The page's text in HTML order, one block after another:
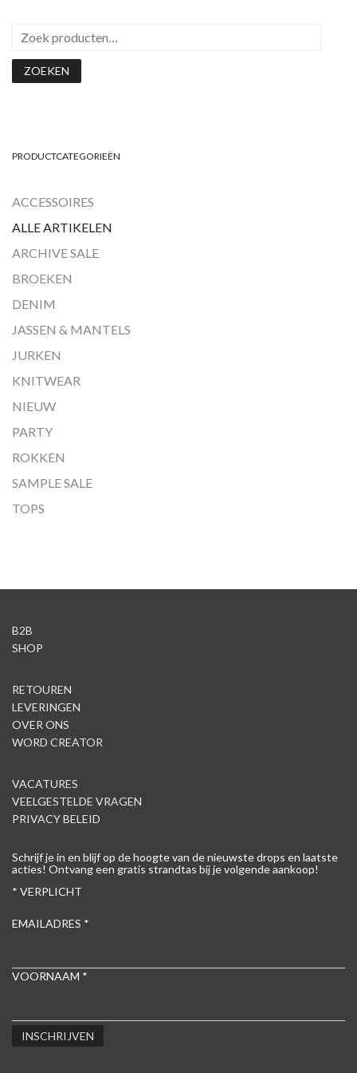
ZOEKEN
PRODUCTCATEGORIEËN
ACCESSOIRES
ALLE ARTIKELEN
ARCHIVE SALE
BROEKEN
DENIM
JASSEN & MANTELS
JURKEN
KNITWEAR
NIEUW
PARTY
ROKKEN
SAMPLE SALE
TOPS
B2B
SHOP
RETOUREN
LEVERINGEN
OVER ONS
WORD CREATOR
VACATURES
VEELGESTELDE VRAGEN
PRIVACY BELEID
Schrijf je in en blijf op de hoogte van de nieuwste drops en laatste
acties! Ontvang een gratis strandtas bij je volgende aankoop!
* VERPLICHT
EMAILADRES *
VOORNAAM *